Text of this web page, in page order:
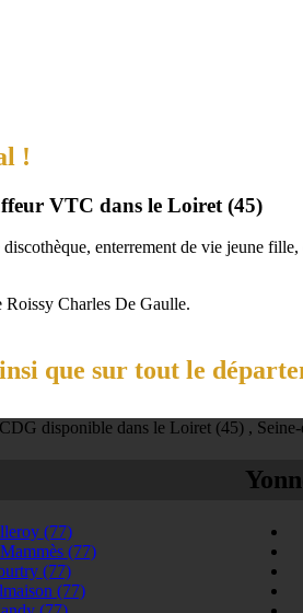
!
VTC dans le Loiret (45)
enterrement de vie jeune
Charles De Gaulle.
que sur tout le
disponible dans le Loiret (45) ,
(77)
(77)
(77)
(77)